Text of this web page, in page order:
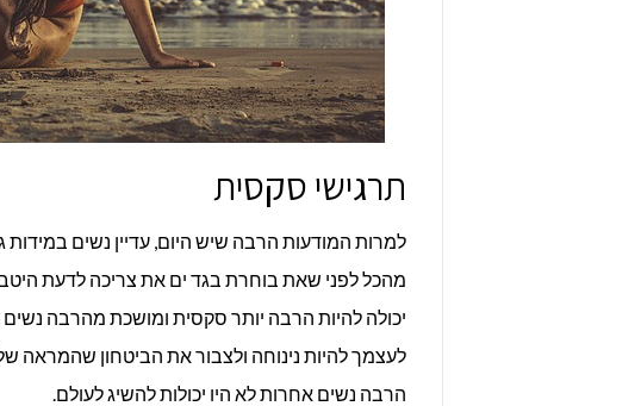
תרגישי סקסית
למרות המודעות הרבה שיש היום, עדיין נשים במידות
מהכל לפני שאת בוחרת בגד ים את צריכה לדעת
יכולה להיות הרבה יותר סקסית ומושכת מהרבה
לעצמך להיות נינוחה ולצבור את הביטחון שהמראה
הרבה נשים אחרות לא היו יכולות להשיג לעולם.